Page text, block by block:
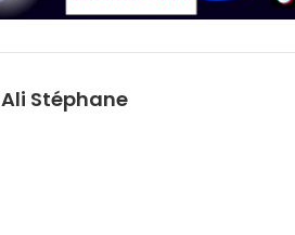
Ali Stéphane